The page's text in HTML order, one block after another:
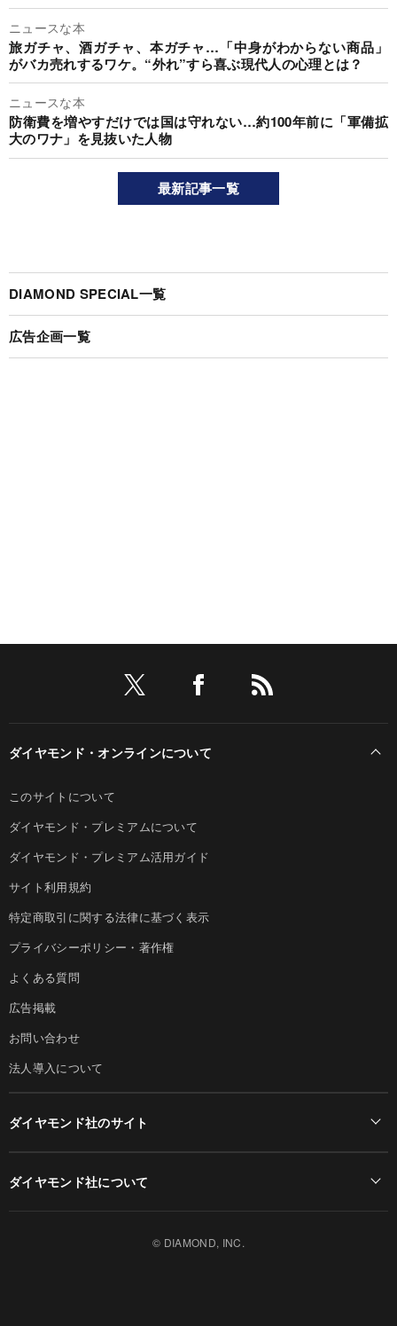
ニュースな本
旅ガチャ、酒ガチャ、本ガチャ…「中身がわからない商品」
がバカ売れするワケ。“外れ”すら喜ぶ現代人の心理とは？
ニュースな本
防衛費を増やすだけでは国は守れない…約100年前に「軍備拡
大のワナ」を見抜いた人物
最新記事一覧
DIAMOND SPECIAL一覧
広告企画一覧
ダイヤモンド・オンラインについて
このサイトについて
ダイヤモンド・プレミアムについて
ダイヤモンド・プレミアム活用ガイド
サイト利用規約
特定商取引に関する法律に基づく表示
プライバシーポリシー・著作権
よくある質問
広告掲載
お問い合わせ
法人導入について
ダイヤモンド社のサイト
ダイヤモンド社について
© DIAMOND, INC.